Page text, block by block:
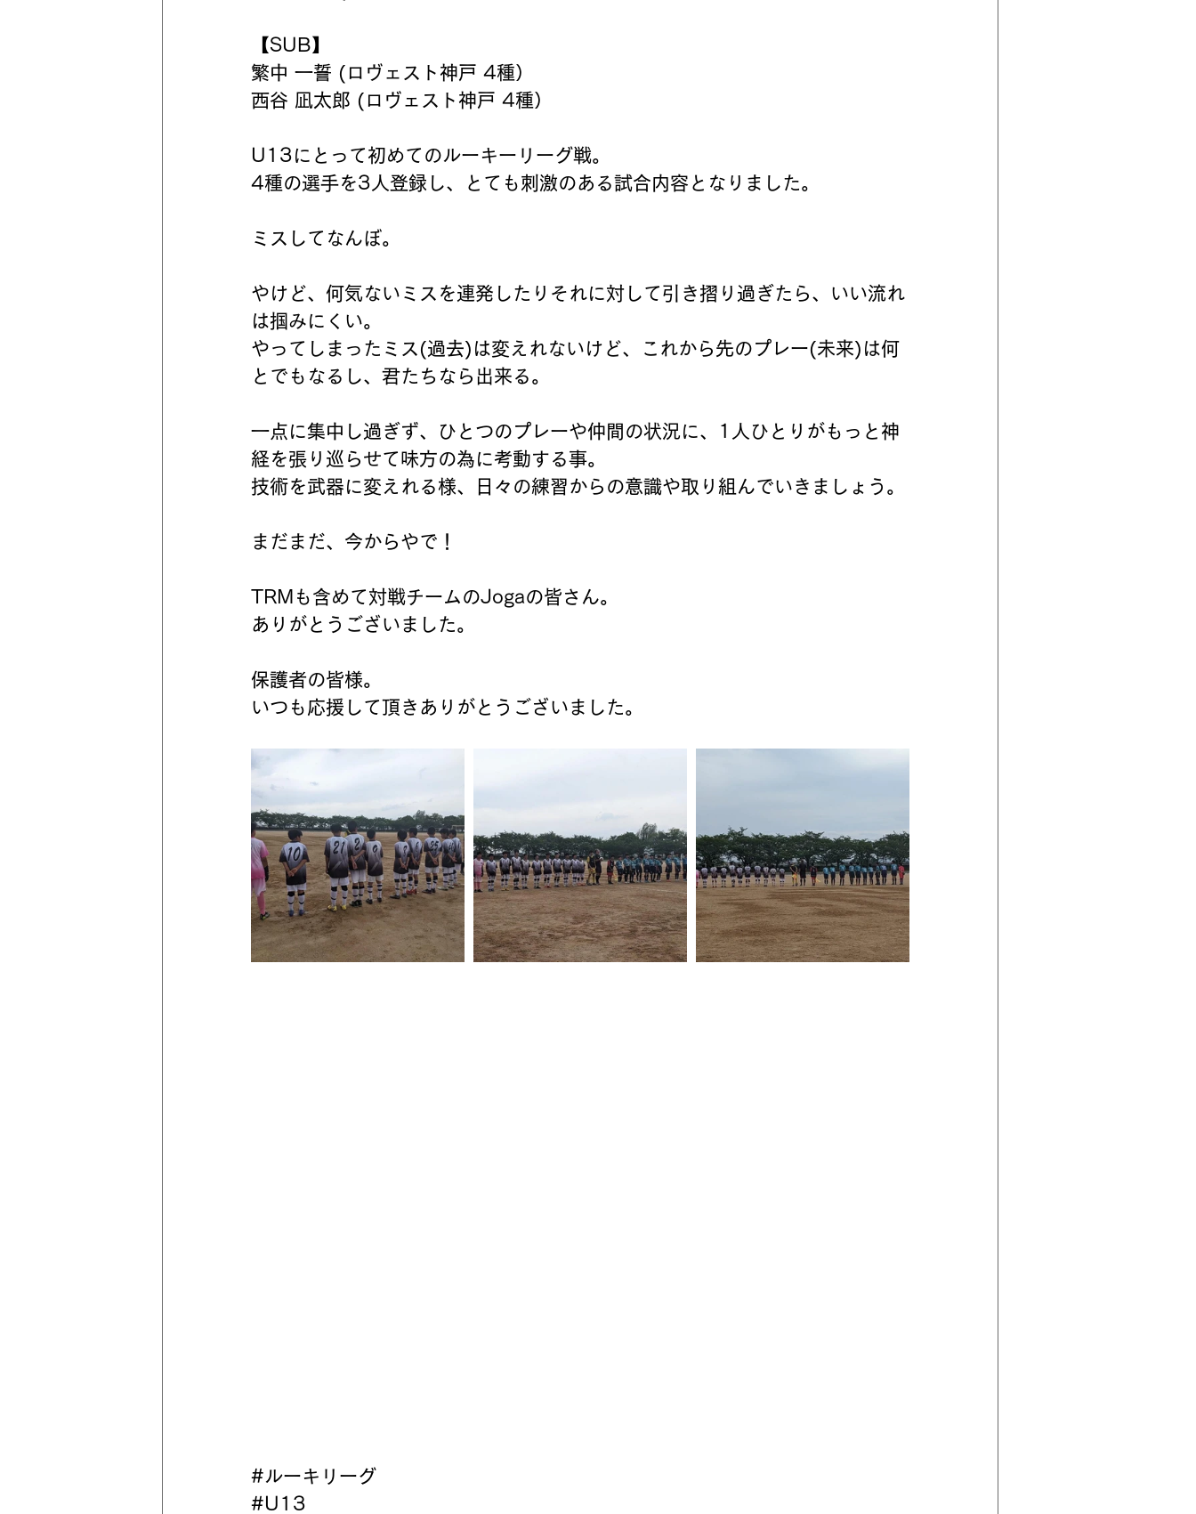
【SUB】
繁中 一誓 (ロヴェスト神戸 4種）
西谷 凪太郎 (ロヴェスト神戸 4種）
U13にとって初めてのルーキーリーグ戦。
4種の選手を3人登録し、とても刺激のある試合内容となりました。
ミスしてなんぼ。
やけど、何気ないミスを連発したりそれに対して引き摺り過ぎたら、いい流れ
は掴みにくい。
やってしまったミス(過去)は変えれないけど、これから先のプレー(未来)は何
とでもなるし、君たちなら出来る。
一点に集中し過ぎず、ひとつのプレーや仲間の状況に、1人ひとりがもっと神
経を張り巡らせて味方の為に考動する事。
技術を武器に変えれる様、日々の練習からの意識や取り組んでいきましょう。
まだまだ、今からやで！
TRMも含めて対戦チームのJogaの皆さん。
ありがとうございました。
保護者の皆様。
いつも応援して頂きありがとうございました。
#ルーキリーグ
#U13